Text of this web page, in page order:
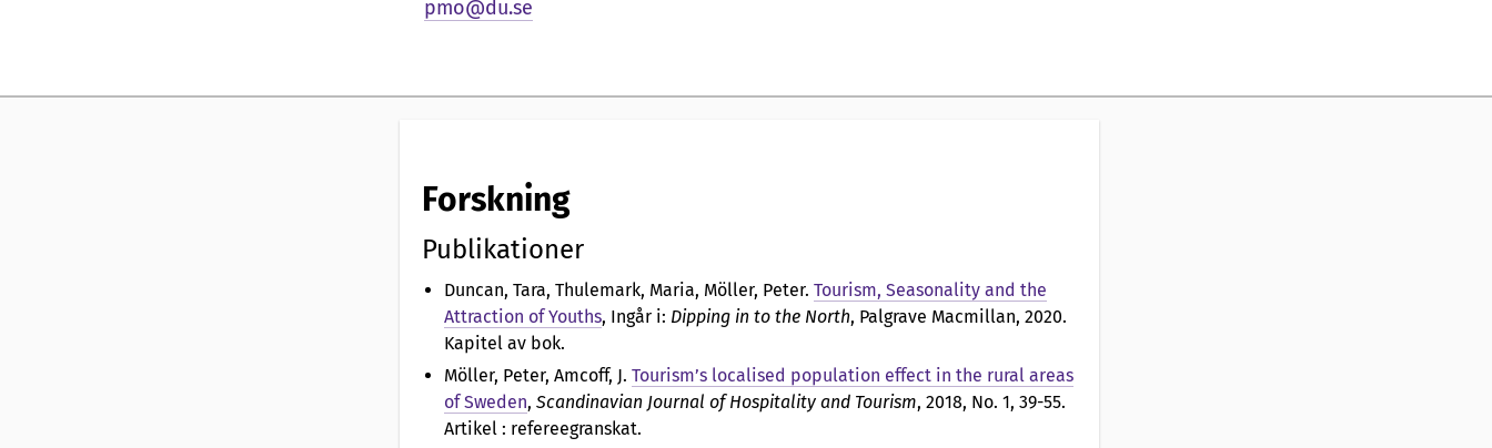
n
p
pmo@du.se
Forskning
Publikationer
Duncan, Tara, Thulemark, Maria, Möller, Peter. Tourism, Seasonality and the
Attraction of Youths, Ingår i: Dipping in to the North, Palgrave Macmillan, 2020.
Kapitel av bok.
Möller, Peter, Amcoff, J. Tourism’s localised population effect in the rural areas
of Sweden, Scandinavian Journal of Hospitality and Tourism, 2018, No. 1, 39-55.
Artikel : refereegranskat.